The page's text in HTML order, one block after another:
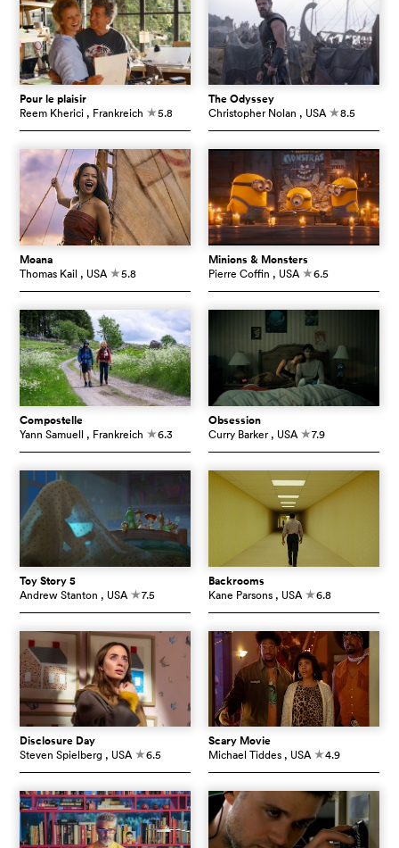
Pour le plaisir
Reem Kherici , Frankreich c5.8
The Odyssey
Christopher Nolan , USA c8.5
Moana
Thomas Kail , USA c5.8
Minions & Monsters
Pierre Coffin , USA c6.5
Compostelle
Yann Samuell , Frankreich c6.3
Obsession
Curry Barker , USA c7.9
Toy Story 5
Andrew Stanton , USA c7.5
Backrooms
Kane Parsons , USA c6.8
Disclosure Day
Steven Spielberg , USA c6.5
Scary Movie
Michael Tiddes , USA c4.9